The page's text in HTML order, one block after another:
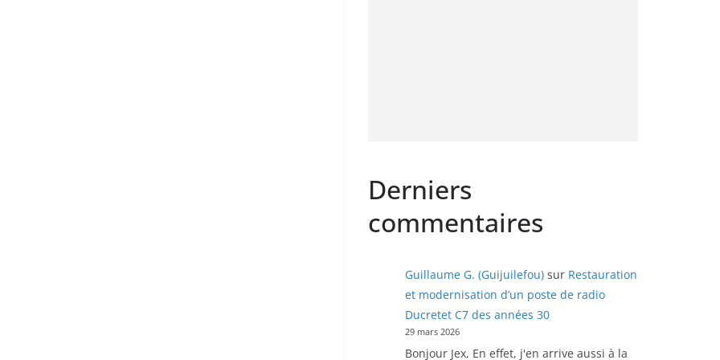
Derniers
commentaires
Guillaume G. (Guijuilefou)sur Restauration
et modernisation d’un poste de radio
Ducretet C7 des années 30
29 mars 2026
Bonjour Jex, En effet, j'en arrive aussi à la